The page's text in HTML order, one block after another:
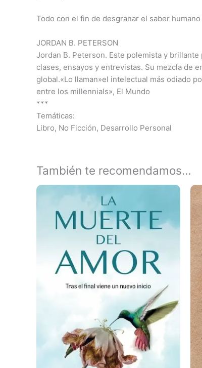
Todo con el fin de desgranar el saber
JORDAN B. PETERSON
Jordan B. Peterson. Este polemista y
clases, ensayos y entrevistas. Su mezcla de
global.«Lo llaman»el intelectual más odiado
entre los millennials», El Mundo
***
Temáticas:
Libro, No Ficción, Desarrollo Personal
También te recomendamos…